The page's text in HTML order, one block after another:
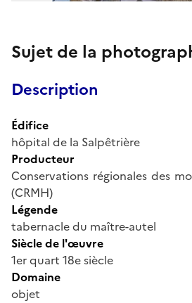
Sujet de la
Description
Édifice
hôpital de la Salpêtrière
Producteur
Conservations régionales des
(CRMH)
Légende
tabernacle du maître-autel
Siècle de l'œuvre
1er quart 18e siècle
Domaine
objet